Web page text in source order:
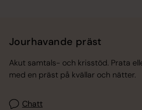
Jourhavande präst
Akut samtals- och krisstöd. Prata
med en präst på kvällar och nätter.
Chatt